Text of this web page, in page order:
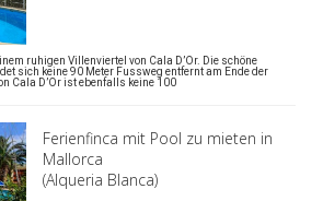
ruhigen Villenviertel von Cala D’Or. Die schöne
sich keine 90 Meter Fussweg entfernt am Ende der
Cala D’Or ist ebenfalls keine 100
Ferienfinca mit Pool zu mieten in
Mallorca
(Alqueria Blanca)